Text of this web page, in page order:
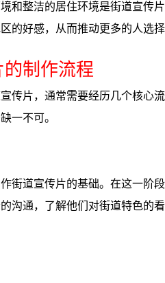
和整洁的居住环境是街道宣传
的好感，从而推动更多的人选择
制作流程
传片，通常需要经历几个核心
一不可。
街道宣传片的基础。在这一阶
沟通，了解他们对街道特色的